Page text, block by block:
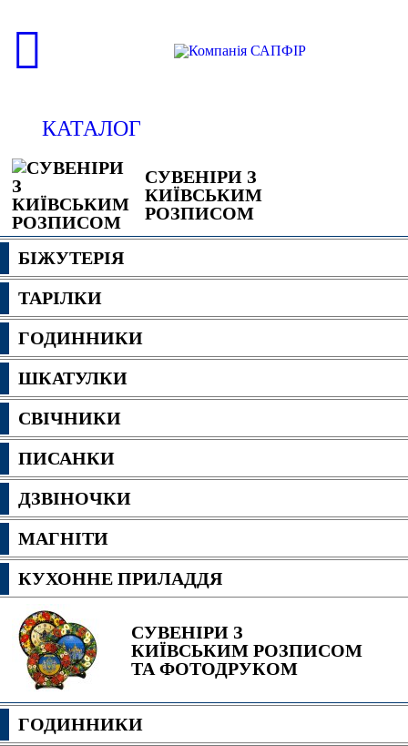
КАТАЛОГ
СУВЕНІРИ З
КИЇВСЬКИМ
РОЗПИСОМ
БІЖУТЕРІЯ
ТАРІЛКИ
ГОДИННИКИ
ШКАТУЛКИ
СВІЧНИКИ
ПИСАНКИ
ДЗВІНОЧКИ
МАГНІТИ
КУХОННЕ ПРИЛАДДЯ
СУВЕНІРИ З
КИЇВСЬКИМ РОЗПИСОМ
ТА ФОТОДРУКОМ
ГОДИННИКИ